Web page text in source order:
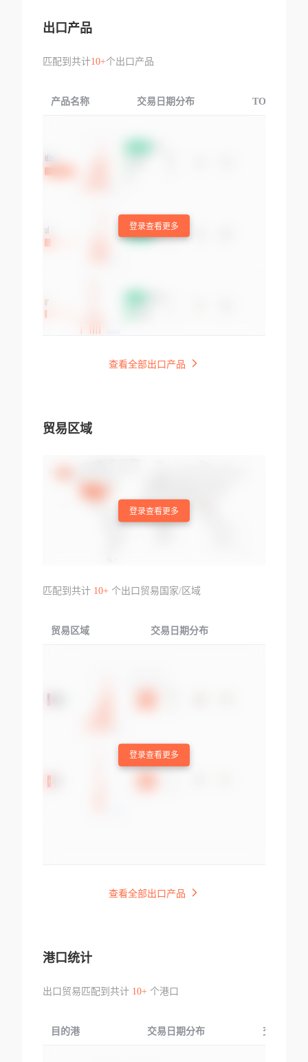
出口产品
匹配到共计10+个出口产品
产品名称 交易日期分布 TOP3交易国
登录查看更多
查看全部出口产品
贸易区域
登录查看更多
匹配到共计 10+个出口贸易国家/区域
贸易区域 交易日期分布
登录查看更多
查看全部出口产品
港口统计
出口贸易匹配到共计 10+个港口
目的港 交易日期分布 交易产品